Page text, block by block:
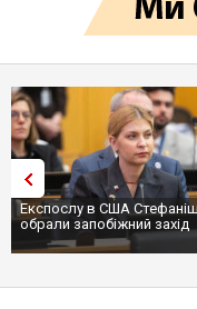
Експослу в США
обрали запобіжний захід